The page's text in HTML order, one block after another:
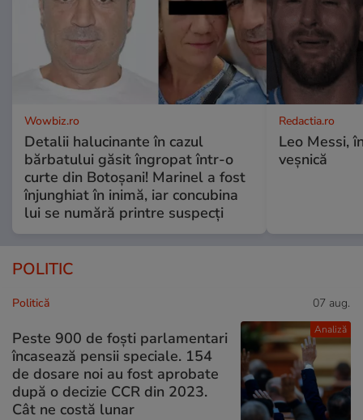
Wowbiz.ro
Detalii halucinante în cazul
bărbatului găsit îngropat într-o
curte din Botoșani! Marinel a fost
înjunghiat în inimă, iar concubina
lui se numără printre suspecți
Redactia.ro
Leo Messi,
veșnică
POLITIC
Analiză
Politică 07 aug.
Peste 900 de foști parlamentari
încasează pensii speciale. 154
de dosare noi au fost aprobate
după o decizie CCR din 2023.
Cât ne costă lunar